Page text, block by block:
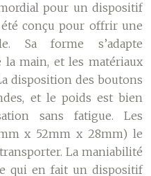
pour un dispositif
conçu pour offrir une
Sa forme s’adapte
la main, et les matériaux
disposition des boutons
et le poids est bien
sans fatigue. Les
x 52mm x 28mm) le
La maniabilité
qui en fait un dispositif